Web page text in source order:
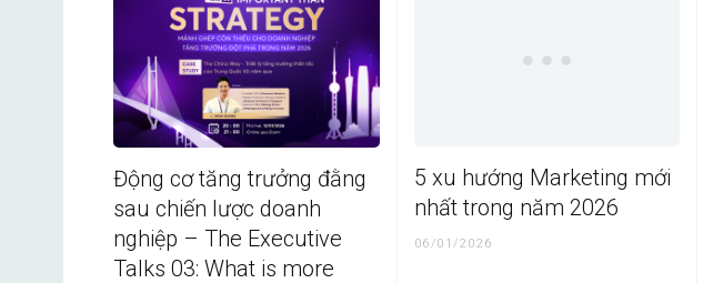
Động cơ tăng trưởng đằng
sau chiến lược doanh
nghiệp – The Executive
Talks 03: What is more
5 xu hướng Marketing mới
nhất trong năm 2026
06/01/2026